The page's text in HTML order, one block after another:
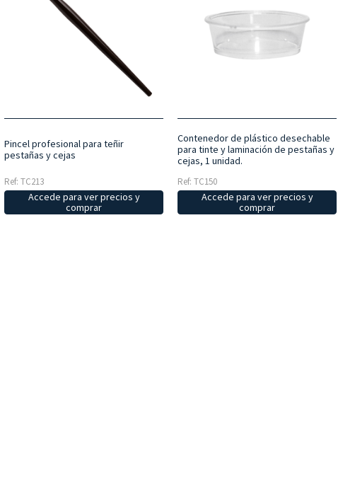
Pincel profesional para teñir
pestañas y cejas
Ref: TC213
Accede para ver precios y
comprar
Contenedor de plástico desechable
para tinte y laminación de pestañas y
cejas, 1 unidad.
Ref: TC150
Accede para ver precios y
comprar